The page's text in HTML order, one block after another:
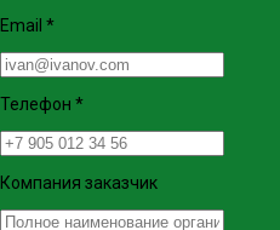
Email *
Телефон *
Компания заказчик